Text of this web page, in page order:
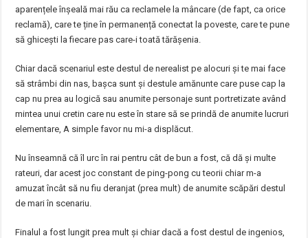
aparențele înșeală mai rău ca reclamele la mâncare (de fapt, ca orice
reclamă), care te ține în permanență conectat la poveste, care te pune
să ghicești la fiecare pas care-i toată tărășenia.
Chiar dacă scenariul este destul de nerealist pe alocuri și te mai face
să strâmbi din nas, bașca sunt și destule amănunte care puse cap la
cap nu prea au logică sau anumite personaje sunt portretizate având
mintea unui cretin care nu este în stare să se prindă de anumite lucruri
elementare, A simple favor nu mi-a displăcut.
Nu înseamnă că îl urc în rai pentru cât de bun a fost, că dă și multe
rateuri, dar acest joc constant de ping-pong cu teorii chiar m-a
amuzat încât să nu fiu deranjat (prea mult) de anumite scăpări destul
de mari în scenariu.
Finalul a fost lungit prea mult și chiar dacă a fost destul de ingenios,